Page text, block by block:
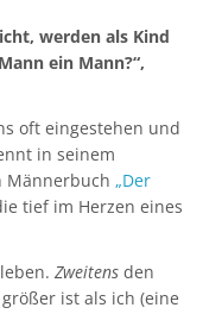
werden als Kind
ein Mann?“,
oft eingestehen und
in seinem
Männerbuch „Der
tief im Herzen eines
Zweitens den
ist als ich (eine